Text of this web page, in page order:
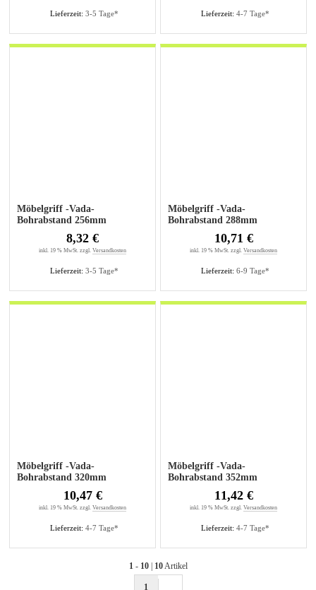
Lieferzeit: 3-5 Tage* Lieferzeit: 4-7 Tage*
Möbelgriff -Vada-
Bohrabstand 256mm
Edelstahl gebürstet
Lieferzeit: 3-5 Tage*
8,32 €
inkl. 19 % MwSt. zzgl. Versandkosten
Möbelgriff -Vada-
Bohrabstand 288mm
Edelstahl gebürstet
Lieferzeit: 6-9 Tage*
10,71 €
inkl. 19 % MwSt. zzgl. Versandkosten
Möbelgriff -Vada-
Bohrabstand 320mm
Edelstahl gebürstet
Lieferzeit: 4-7 Tage*
10,47 €
inkl. 19 % MwSt. zzgl. Versandkosten
Möbelgriff -Vada-
Bohrabstand 352mm
Edelstahl gebürstet
Lieferzeit: 4-7 Tage*
11,42 €
inkl. 19 % MwSt. zzgl. Versandkosten
1- 10| 10Artikel
1